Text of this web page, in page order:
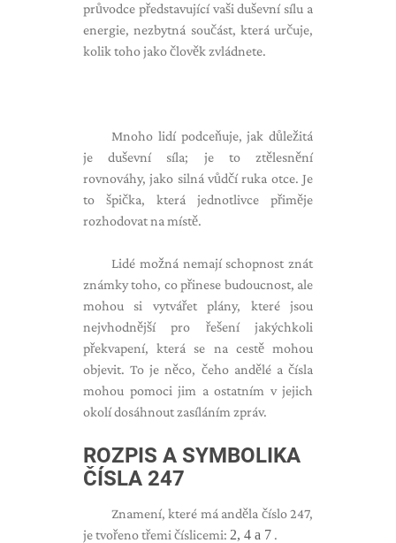
průvodce představující vaši duševní sílu a
energie, nezbytná součást, která určuje,
kolik toho jako člověk zvládnete.
Mnoho lidí podceňuje, jak důležitá
je duševní síla; je to ztělesnění
rovnováhy, jako silná vůdčí ruka otce. Je
to špička, která jednotlivce přiměje
rozhodovat na místě.
Lidé možná nemají schopnost znát
známky toho, co přinese budoucnost, ale
mohou si vytvářet plány, které jsou
nejvhodnější pro řešení jakýchkoli
překvapení, která se na cestě mohou
objevit. To je něco, čeho andělé a čísla
mohou pomoci jim a ostatním v jejich
okolí dosáhnout zasíláním zpráv.
ROZPIS A SYMBOLIKA
ČÍSLA 247
Znamení, které má anděla číslo 247,
je tvořeno třemi číslicemi: 2, 4 a 7 .